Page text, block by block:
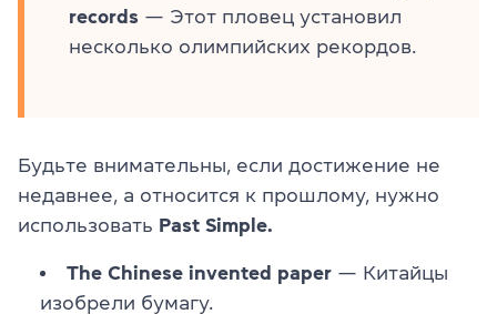
records — Этот пловец установил
несколько олимпийских рекордов.
Будьте внимательны, если достижение не
недавнее, а относится к прошлому, нужно
использовать Past Simple.
The Chinese invented paper — Китайцы
изобрели бумагу.